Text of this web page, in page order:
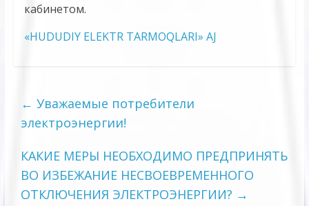
кабинетом.
«HUDUDIY ELЕKTR TARMOQLARI» AJ
← Уважаемые потребители
электроэнергии!
КАКИЕ МЕРЫ НЕОБХОДИМО ПРЕДПРИНЯТЬ
ВО ИЗБЕЖАНИЕ НЕСВОЕВРЕМЕННОГО
ОТКЛЮЧЕНИЯ ЭЛЕКТРОЭНЕРГИИ? →